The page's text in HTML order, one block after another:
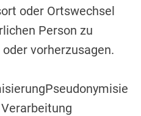
oder Ortswechsel
Person zu
vorherzusagen.